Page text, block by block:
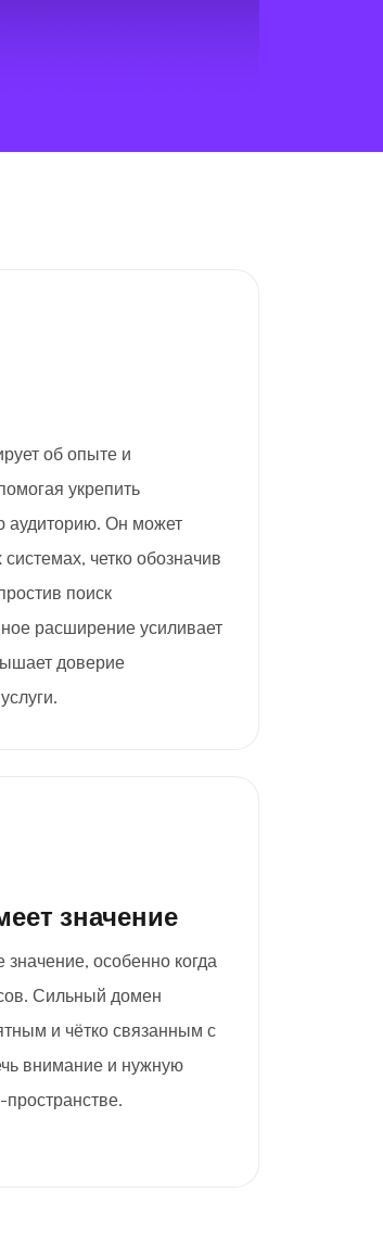
об опыте и
укрепить
аудиторию. Он может
четко обозначив
поиск
расширение усиливает
доверие
значение
особенно когда
Сильный домен
и чётко связанным с
внимание и нужную